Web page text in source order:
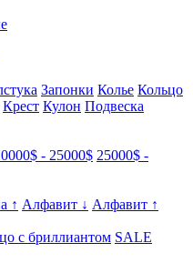
Запонки Колье Кольцо
Крест Кулон Подвеска
- 25000$ 25000$ -
↑ Алфавит ↓ Алфавит ↑
с бриллиантом SALE